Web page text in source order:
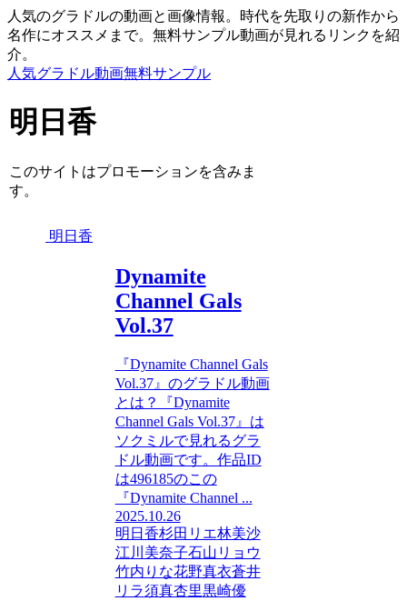
人気のグラドルの動画と画像情報。時代を先取りの新作から
名作にオススメまで。無料サンプル動画が見れるリンクを紹
介。
人気グラドル動画無料サンプル
明日香
このサイトはプロモーションを含みま
す。
明日香
Dynamite
Channel Gals
Vol.37
『Dynamite Channel Gals
Vol.37』のグラドル動画
とは？『Dynamite
Channel Gals Vol.37』は
ソクミルで見れるグラ
ドル動画です。作品ID
は496185のこの
『Dynamite Channel ...
2025.10.26
明日香杉田リエ林美沙
江川美奈子石山リョウ
竹内りな花野真衣蒼井
リラ須真杏里黒崎優